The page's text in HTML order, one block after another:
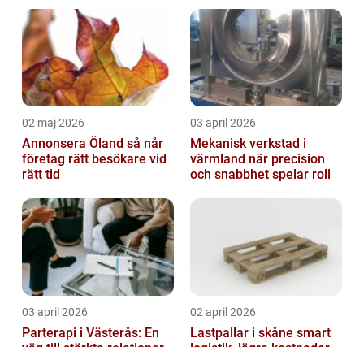
02 maj 2026
Annonsera Öland så når
företag rätt besökare vid
rätt tid
03 april 2026
Mekanisk verkstad i
värmland när precision
och snabbhet spelar roll
03 april 2026
Parterapi i Västerås: En
02 april 2026
Lastpallar i skåne smart